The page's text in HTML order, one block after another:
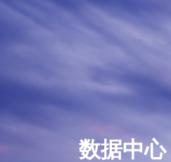
数据中心